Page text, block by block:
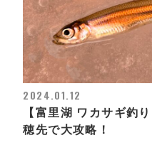
2024.01.12
【富里湖 ワカサギ釣
穂先で大攻略！